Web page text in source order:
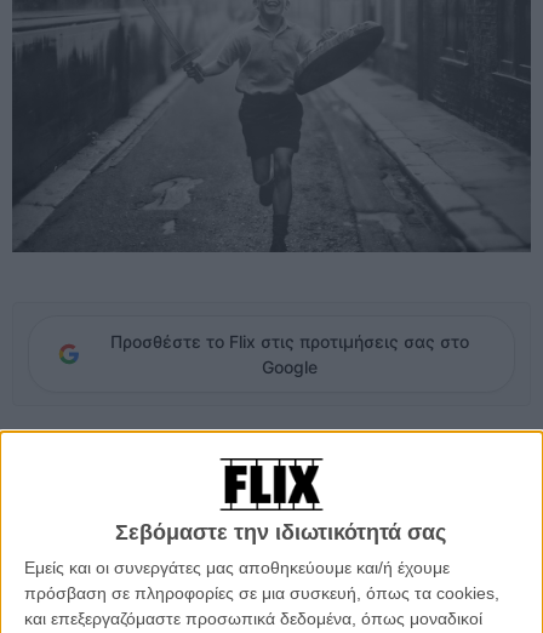
Σεβόμαστε την ιδιωτικότητά σας
Εμείς και οι συνεργάτες μας αποθηκεύουμε και/ή έχουμε
πρόσβαση σε πληροφορίες σε μια συσκευή, όπως τα cookies,
και επεξεργαζόμαστε προσωπικά δεδομένα, όπως μοναδικοί
Προσθέστε το Flix στις προτιμήσεις σας στο
Google
ξεκίνησαν οι Ταραχές - οι αιματοβαμμένες συγκρούσεις μεταξύ των
«ενωτικών» Προτεσταντών και των «αντιενωτικών» Καθολικών, που
κράτησαν τρεις βίαιες δεκαετίες. Για τον 9χρονο Μπάντι όμως, ένα
αγόρι που μεγαλώνει σε μια γειτονιά της εργατικής τάξης, αυτό είναι
ένα ακόμα καλοκαίρι. Παίζει με τους φίλους του στο δρόμο,
τσακώνεται με τα ξαδέλφια του για μικροπράγματα, οι γείτονες του
κάνουν παρατήρηση αν φωνάζει ώρες κοινής ησυχίας, ο παππούς